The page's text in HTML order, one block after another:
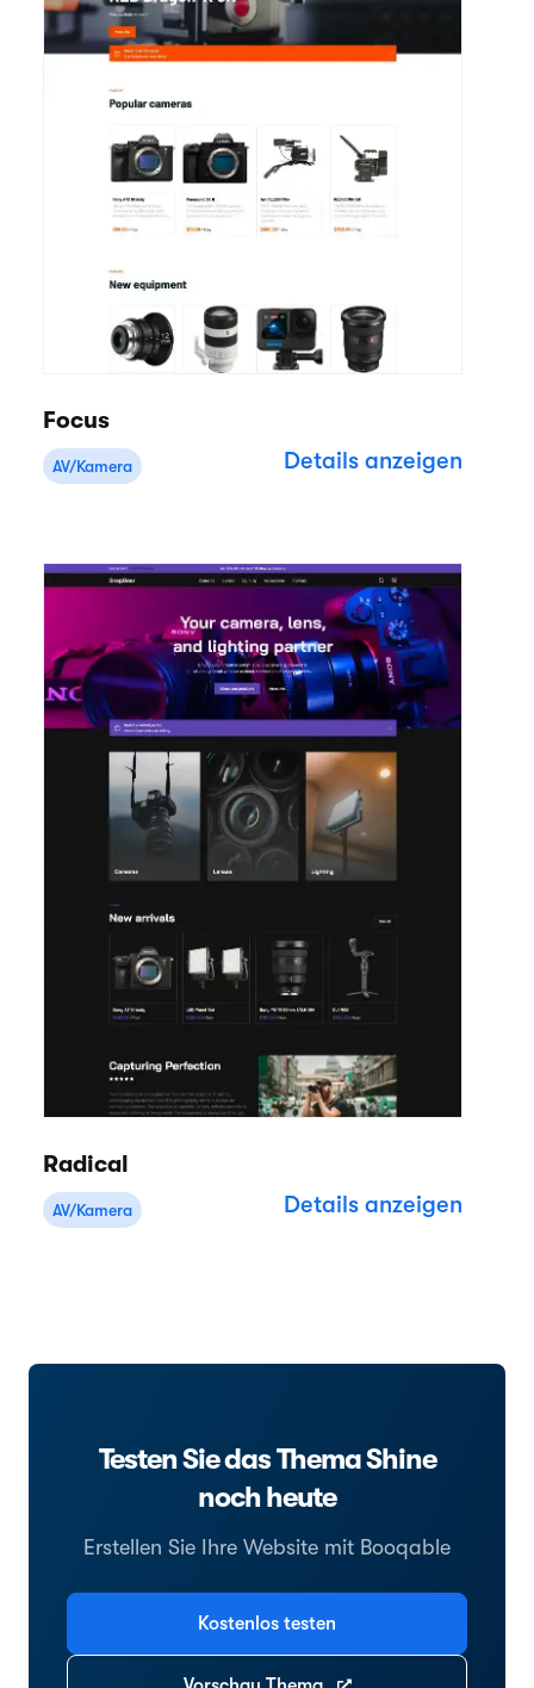
Focus
AV/Kamera Details anzeigen
Radical
AV/Kamera Details anzeigen
Testen Sie das Thema Shine
noch heute
Erstellen Sie Ihre Website mit Booqable
Kostenlos testen